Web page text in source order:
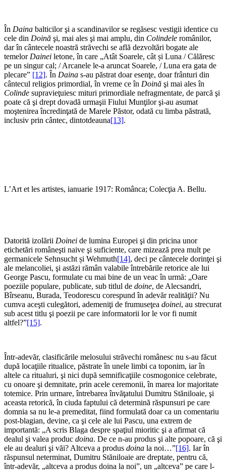
În Daina balticilor şi a scandinavilor se regăsesc vestigii identice cu
cele din Doină şi, mai ales şi mai amplu, din Colindele românilor,
dar în cântecele noastră străvechi se află dezvoltări bogate ale
temelorDainei letone, în care „Atât Soarele, cât și Luna / Călăresc
pe un singur cal; / Arcanele le-a aruncat Soarele, / Luna era gata de
plecare” [12]. În Daina s-au păstrat doar esenţe, doar frânturi din
cântecul religios primordial, în vreme ce în Doină şi mai ales în
Colinde supravieţuiesc mituri primordiale nefragmentate, de parcă şi
poate că şi drept dovadă urmaşii Fiului Munţilor şi-au asumat
moştenirea încredinţată de Marele Păstor, odată cu limba păstrată,
inclusiv prin cântec, dintotdeauna[13].
L’Art et les artistes, ianuarie 1917: Românca; Colecţia A. Bellu.
Datorită izolării Doinei de lumina Europei şi din pricina unor
etichetări româneşti naive şi suficiente, care mizează prea mult pe
germanicele Sehnsucht și Wehmuth[14], deci pe cântecele dorinţei şi
ale melancoliei, şi astăzi rămân valabile întrebările retorice ale lui
George Pascu, formulate cu mai bine de un veac în urmă: „Oare
poeziile populare, publicate, sub titlul de doine, de Alecsandri,
Bîrseanu, Burada, Teodorescu corespund în adevăr realităţii? Nu
cumva aceşti culegători, ademeniţi de frumuseţea doinei, au strecurat
sub acest titlu şi poezii pe care informatorii lor le vor fi numit
altfel?”[15].
Într-adevăr, clasificările melosului străvechi românesc nu s-au făcut
după locaţiile ritualice, păstrate în unele limbi ca toponim, iar în
altele ca ritualuri, şi nici după semnificaţiile cosmogonice celebrate,
cu onoare şi demnitate, prin acele ceremonii, în marea lor majoritate
totemice. Prin urmare, întrebarea învăţatului Dumitru Stăniloaie, şi
aceasta retorică, în ciuda faptului că determină răspunsuri pe care
domnia sa nu le-a premeditat, fiind formulată doar ca un comentariu
post-blagian, devine, ca şi cele ale lui Pascu, una extrem de
importantă: „A scris Blaga despre spaţiul mioritic şi a afirmat că
dealul şi valea produc doina. De ce n-au produs şi alte popoare, că şi
ele au dealuri şi văi? Altceva a produs doina la noi…”[16]. Iar în
răspunsul neterminat, Dumitru Stăniloaie are dreptate, pentru că,
într-adevăr, „altceva a produs doina la noi”, un „altceva” pe care l-